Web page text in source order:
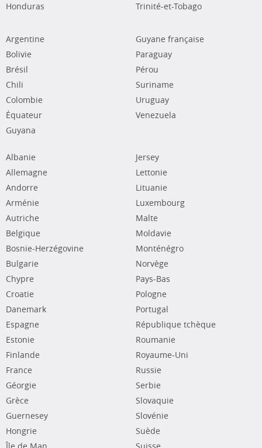
Honduras
Trinité-et-Tobago
Argentine
Bolivie
Brésil
Chili
Colombie
Équateur
Guyana
Guyane française
Paraguay
Pérou
Suriname
Uruguay
Venezuela
Albanie
Allemagne
Andorre
Arménie
Autriche
Belgique
Bosnie-Herzégovine
Bulgarie
Chypre
Croatie
Danemark
Espagne
Estonie
Finlande
France
Géorgie
Grèce
Guernesey
Hongrie
Jersey
Lettonie
Lituanie
Luxembourg
Malte
Moldavie
Monténégro
Norvège
Pays-Bas
Pologne
Portugal
République tchèque
Roumanie
Royaume-Uni
Russie
Serbie
Slovaquie
Slovénie
Suède